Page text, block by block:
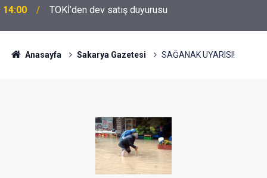
13:00 Veriler alarm verdi: Yüzde 28 düşüş
Anasayfa Sakarya Gazetesi SAĞANAK UYARISI!